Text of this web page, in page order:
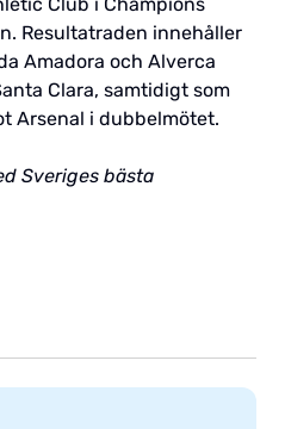
Resultatraden innehåller
Amadora och Alverca
Clara, samtidigt som
Arsenal i dubbelmötet.
Sveriges bästa